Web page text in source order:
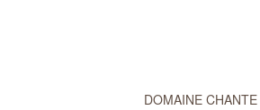
DOMAINE